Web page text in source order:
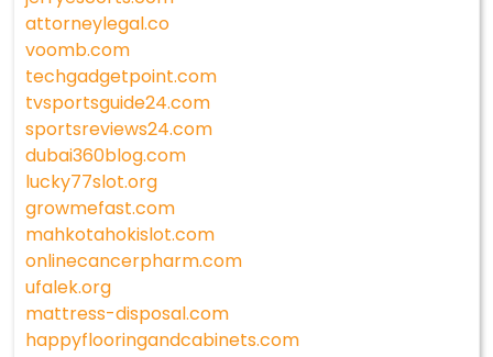
attorneylegal.co
voomb.com
techgadgetpoint.com
tvsportsguide24.com
sportsreviews24.com
dubai360blog.com
lucky77slot.org
growmefast.com
mahkotahokislot.com
onlinecancerpharm.com
ufalek.org
mattress-disposal.com
happyflooringandcabinets.com